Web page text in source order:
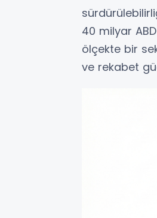
40 milyar
ölçekte bir
ve rekabet